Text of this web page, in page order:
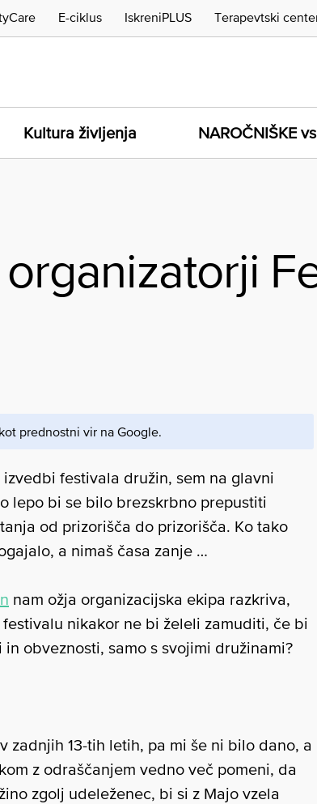
Kultura življenja NAROČNIŠKE
E-ciklus IskreniPLUS Terapevtski
prednostni vir na Google.
festivala družin, sem na glavni
lepo bi se bilo brezskrbno prepustiti
od prizorišča do prizorišča. Ko tako
a nimaš časa zanje …
nam ožja organizacijska ekipa razkriva,
nikakor ne bi želeli zamuditi, če bi
obveznosti, samo s svojimi družinami?
zadnjih 13-tih letih, pa mi še ni bilo dano, a
z odraščanjem vedno več pomeni, da
zgolj udeleženec, bi si z Majo vzela